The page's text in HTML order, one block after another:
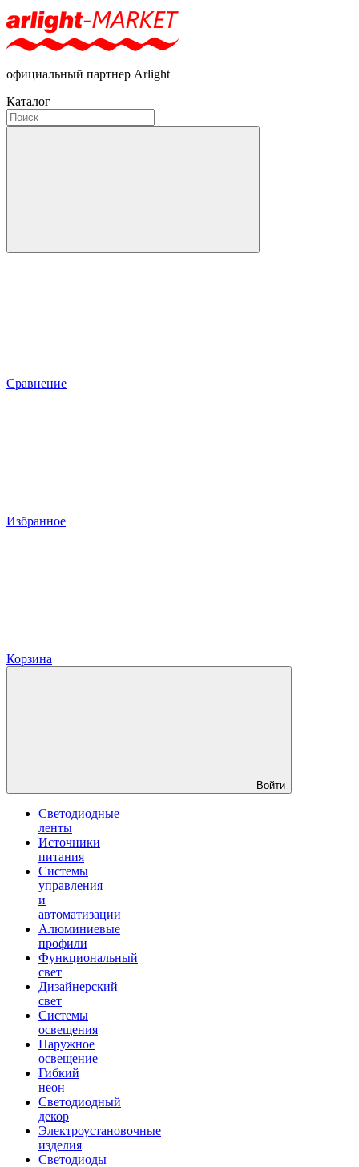
официальный партнер Arlight
Каталог
Сравнение
Избранное
Корзина
Войти
Светодиодные
ленты
Источники
питания
Системы
управления
и
автоматизации
Алюминиевые
профили
Функциональный
свет
Дизайнерский
свет
Системы
освещения
Наружное
освещение
Гибкий
неон
Светодиодный
декор
Электроустановочные
изделия
Светодиоды